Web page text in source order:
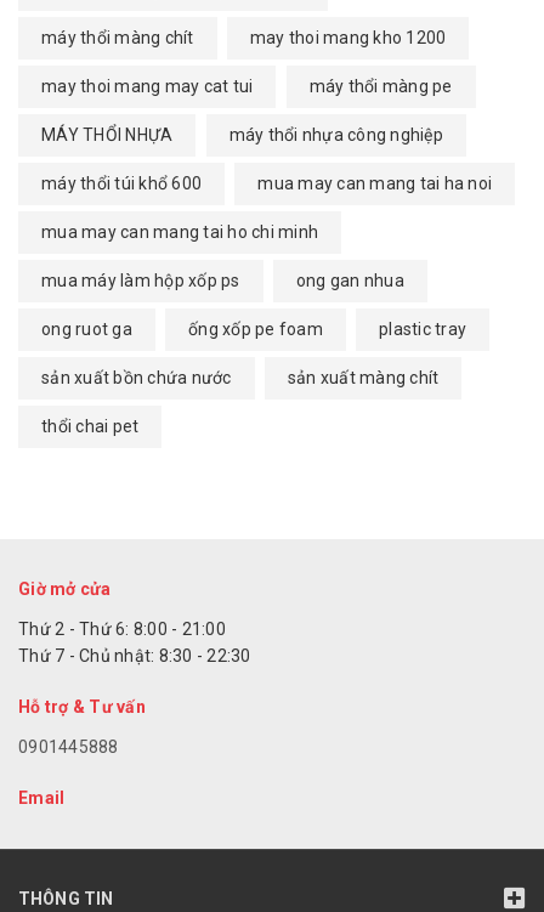
máy thổi màng chít may thoi mang kho 1200
may thoi mang may cat tui máy thổi màng pe
MÁY THỔI NHỰA máy thổi nhựa công nghiệp
máy thổi túi khổ 600 mua may can mang tai ha noi
mua may can mang tai ho chi minh
mua máy làm hộp xốp ps ong gan nhua
ong ruot ga ống xốp pe foam plastic tray
sản xuất bồn chứa nước sản xuất màng chít
thổi chai pet
Giờ mở cửa
Thứ 2 - Thứ 6: 8:00 - 21:00
Thứ 7 - Chủ nhật: 8:30 - 22:30
Hỗ trợ & Tư vấn
0901445888
Email
THÔNG TIN